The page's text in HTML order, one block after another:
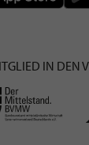
IN DEN